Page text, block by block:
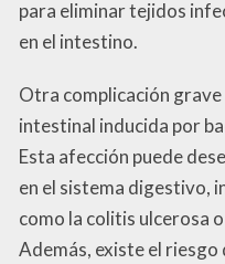
para eliminar tejidos
en el intestino.
Otra complicación
intestinal inducida por
Esta afección puede
en el sistema digestivo,
como la colitis ulcerosa
Además, existe el